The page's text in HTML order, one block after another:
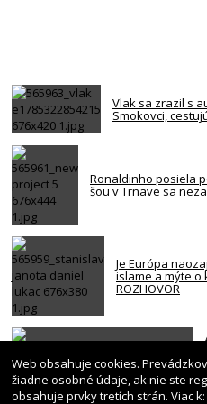
Vlak sa zrazil s
Smokovci,
Ronaldinho posiela
šou v Trnave sa
Je Európa
islame a mýte o
ROZHOVOR
Web obsahuje cookies.
žiadne osobné údaje, ak nie ste
obsahuje prvky tretích strán. Viac k: